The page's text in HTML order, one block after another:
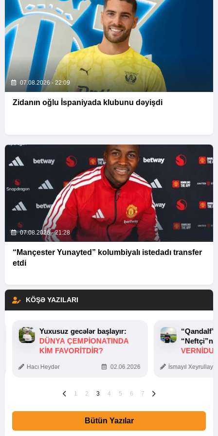
07.08.2026 - 22:09
Zidanın oğlu İspaniyada klubunu dəyişdi
07.08.2026 - 21:28
“Mançester Yunayted” kolumbiyalı istedadı transfer
etdi
KÖŞƏ YAZILARI
Yuxusuz gecələr başlayır:
DÜNYA ÇEMPIONATINDA
KIM FAVORITDIR?
Hacı Heydər 02.06.2026 İsmayıl
1 2 3 4 5 6 7
Bütün Yazılar